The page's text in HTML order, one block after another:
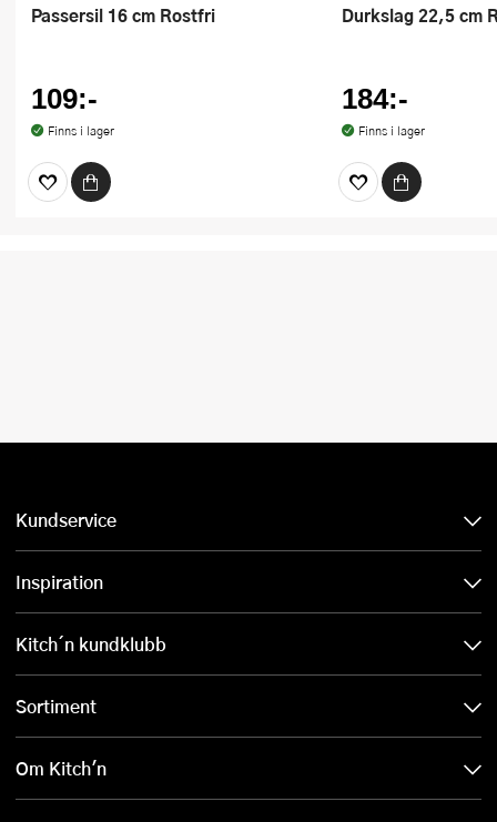
Passersil 16 cm Rostfri
109:-
Finns i lager
Durkslag 22,5 cm
184:-
Finns i lager
Kundservice
Inspiration
Kitch´n kundklubb
Sortiment
Om Kitch'n